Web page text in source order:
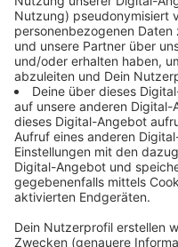
katholischen Kitas ist
Pfarrer Johannes
haben eine Mail
zuhause zu lassen.
jedoch geöffnet.
Deutschen Roten
Kinder wirklich nur im
dann sollten Eltern ihre
und auch kurze Wege
Ebenfalls noch wichtig:
ist, fahren morgen